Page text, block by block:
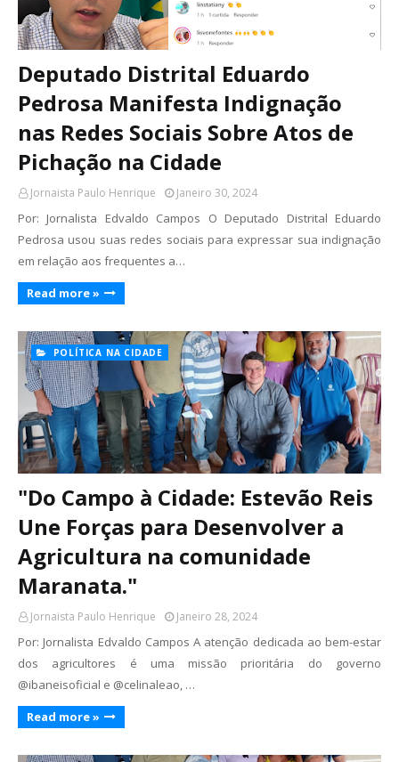
Deputado Distrital Eduardo
Pedrosa Manifesta Indignação
nas Redes Sociais Sobre Atos de
Pichação na Cidade
Jornaista Paulo Henrique Janeiro 30, 2024
Por: Jornalista Edvaldo Campos O Deputado Distrital Eduardo
Pedrosa usou suas redes sociais para expressar sua indignação
em relação aos frequentes a…
Read more »
POLÍTICA NA CIDADE
"Do Campo à Cidade: Estevão Reis
Une Forças para Desenvolver a
Agricultura na comunidade
Maranata."
Jornaista Paulo Henrique Janeiro 28, 2024
Por: Jornalista Edvaldo Campos A atenção dedicada ao bem-estar
dos agricultores é uma missão prioritária do governo
@ibaneisoficial e @celinaleao, …
Read more »